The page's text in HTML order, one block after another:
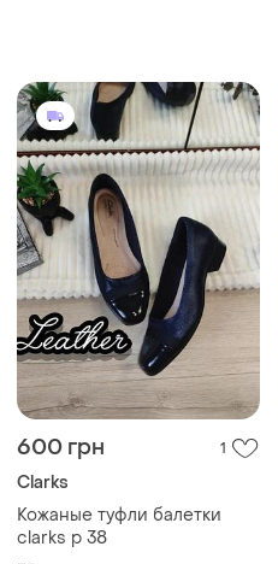
600 грн 1
Clarks
Кожаные туфли балетки
clarks p 38